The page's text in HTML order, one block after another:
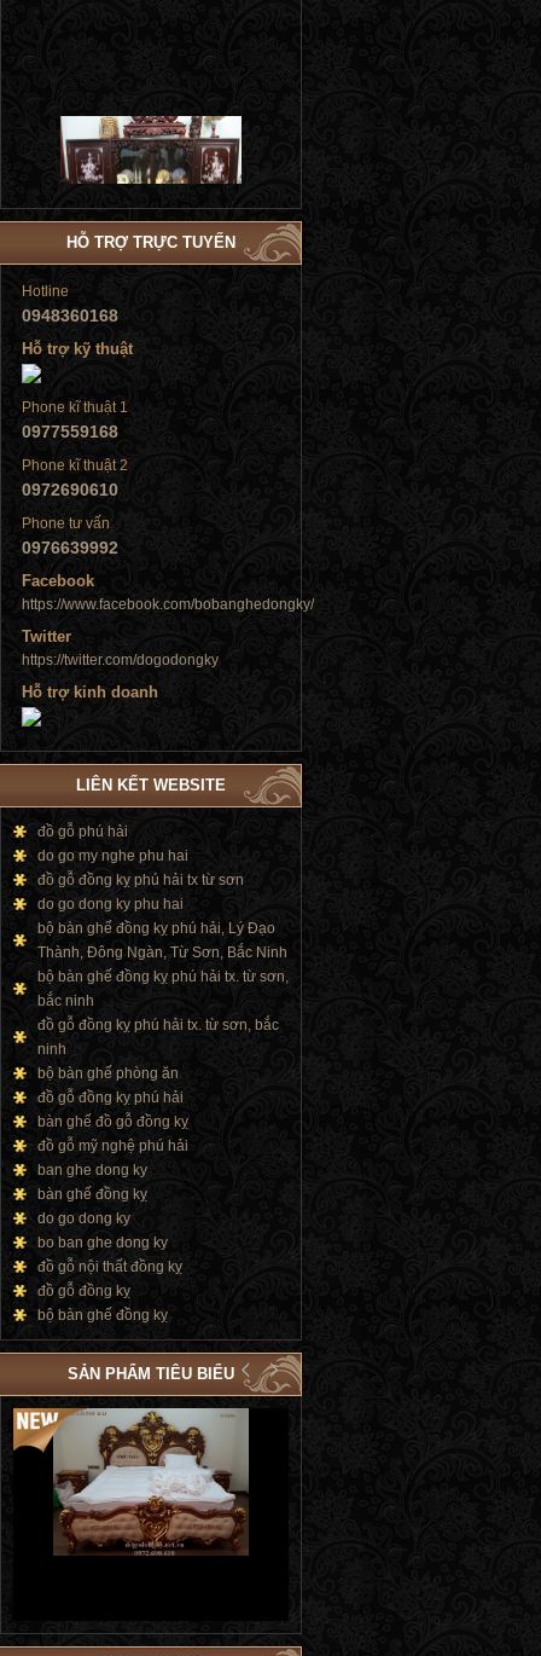
Tủ đứng
Tủ đứng
HỖ TRỢ TRỰC TUYẾN
Hotline
0948360168
Hỗ trợ kỹ thuật
Phone kĩ thuật 1
0977559168
Phone kĩ thuật 2
0972690610
Phone tư vấn
0976639992
Facebook
https://www.facebook.com/bobanghedongky/
Twitter
https://twitter.com/dogodongky
Hỗ trợ kinh doanh
LIÊN KẾT WEBSITE
đồ gỗ phú hải
do go my nghe phu hai
đồ gỗ đồng kỵ phú hải tx từ sơn
do go dong ky phu hai
bộ bàn ghế đồng kỵ phú hải, Lý Đạo
Thành, Đông Ngàn, Từ Sơn, Bắc Ninh
bộ bàn ghế đồng kỵ phú hải tx. từ sơn,
bắc ninh
đồ gỗ đồng kỵ phú hải tx. từ sơn, bắc
ninh
bộ bàn ghế phòng ăn
đồ gỗ đồng kỵ phú hải
bàn ghế đồ gỗ đồng kỵ
đồ gỗ mỹ nghệ phú hải
ban ghe dong ky
bàn ghế đồng kỵ
do go dong ky
bo ban ghe dong ky
đồ gỗ nội thất đồng kỵ
đồ gỗ đồng kỵ
bộ bàn ghế đồng kỵ
SẢN PHẨM TIÊU BIỂU